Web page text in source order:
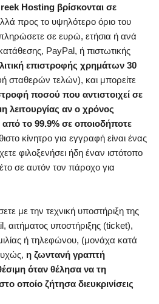
Hosting βρίσκονται σε
προς το υψηλότερο όριο του
σε ευρώ, ετήσια ή ανά
PayPal, ή πιστωτικής
επιστροφής χρημάτων 30
σταθερών τελών), και μπορείτε
ποσού που αντιστοιχεί σε
λειτουργίας αν ο χρόνος
από το 99.9% σε οποιοδήποτε
κίνητρο για εγγραφή είναι ένας
φιλοξενήσει ήδη έναν ιστότοπο
σε αυτόν τον πάροχο για
με την τεχνική υποστήριξη της
αιτήματος υποστήριξης (ticket),
ή τηλεφώνου, (μονάχα κατά
η ζωντανή γραπτή
όταν θέλησα να τη
οποίο ζήτησα διευκρινίσεις